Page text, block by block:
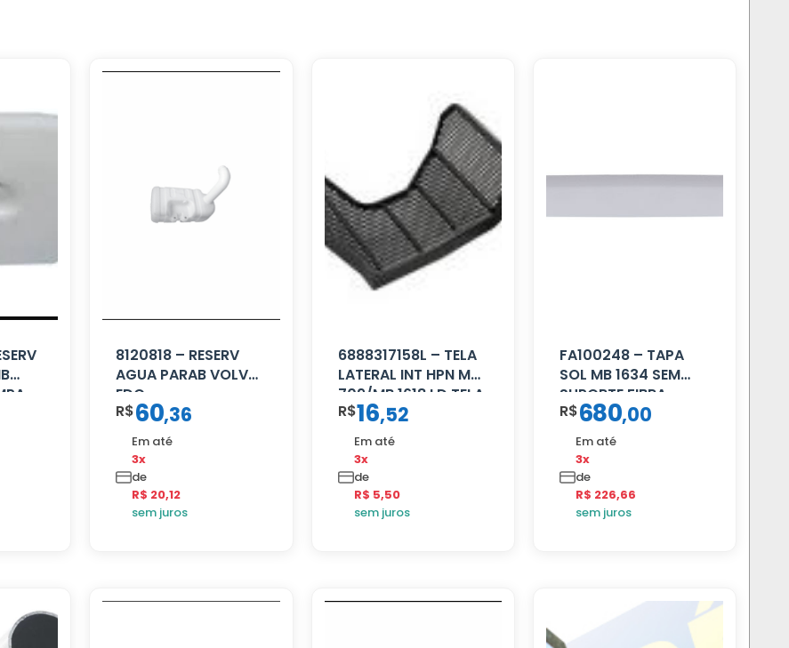
8120818 – RESERV
AGUA PARAB VOLVO
EDC
R$60,36
Em até
3x
de
R$ 20,12
sem juros
6888317158L – TELA
LATERAL INT HPN MB
709/MB 1618 LD TELA
R$16,52
Em até
3x
de
R$ 5,50
sem juros
FA100248 – TAPA
SOL MB 1634 SEM
SUPORTE FIBRA
R$680,00
Em até
3x
de
R$ 226,66
sem juros